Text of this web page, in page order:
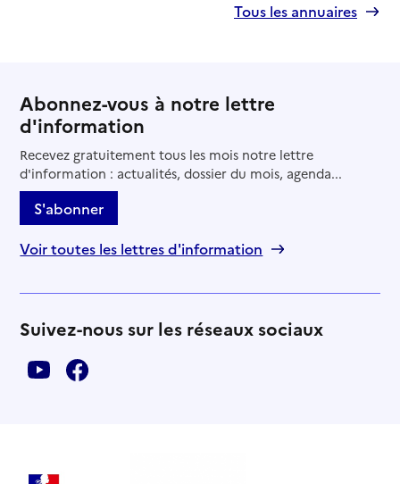
Tous les annuaires
Abonnez-vous à notre lettre
d'information
Recevez gratuitement tous les mois notre lettre
d'information : actualités, dossier du mois, agenda...
S'abonner
Voir toutes les lettres d'information
Suivez-nous sur les réseaux sociaux